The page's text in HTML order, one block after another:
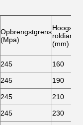
Opbrengstgrens
(Mpa)
Hoogste
(mm)
245
160
245
190
245
210
245
230